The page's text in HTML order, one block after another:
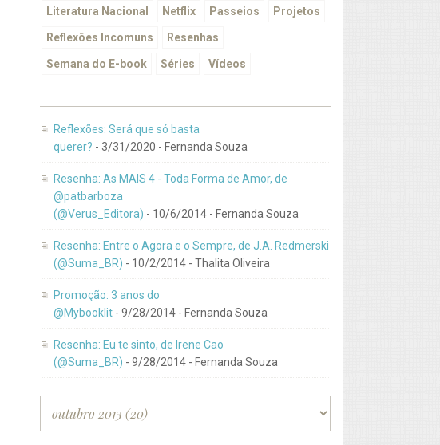
Literatura Nacional Netflix Passeios Projetos
Reflexões Incomuns Resenhas
Semana do E-book Séries Vídeos
Reflexões: Será que só basta
querer? - 3/31/2020 - Fernanda Souza
Resenha: As MAIS 4 - Toda Forma de Amor, de
@patbarboza
(@Verus_Editora) - 10/6/2014 - Fernanda Souza
Resenha: Entre o Agora e o Sempre, de J.A. Redmerski
(@Suma_BR) - 10/2/2014 - Thalita Oliveira
Promoção: 3 anos do
@Mybooklit - 9/28/2014 - Fernanda Souza
Resenha: Eu te sinto, de Irene Cao
(@Suma_BR) - 9/28/2014 - Fernanda Souza